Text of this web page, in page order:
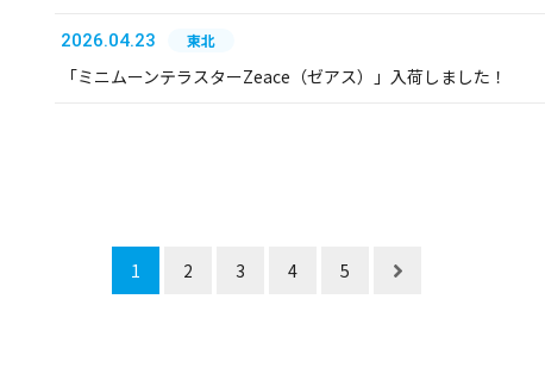
2026.04.23 東北
「ミニムーンテラスターZeace（ゼアス）」入荷しました！
1 2 3 4 5